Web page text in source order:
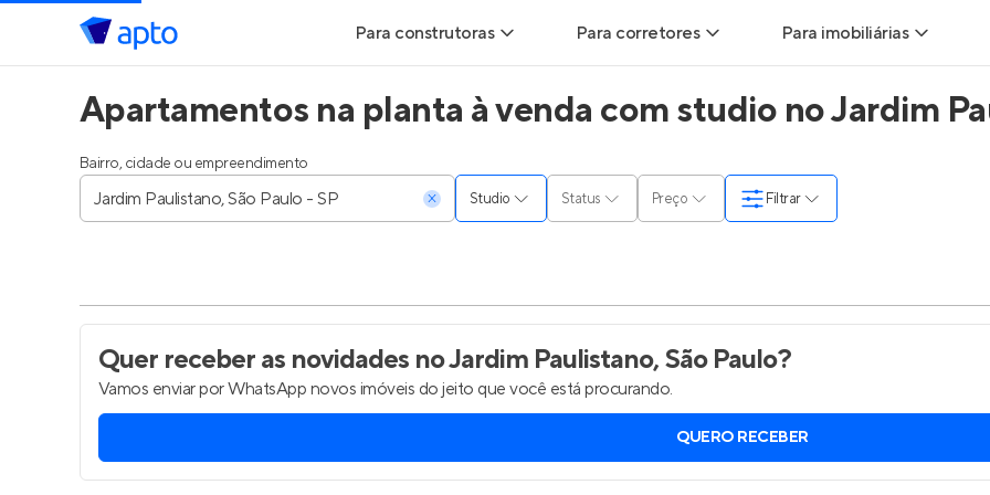
Para construtoras
Geração de Leads
Geração de Vendas
Anunciar Imóveis
Para corretores
Leads para Corretores
Parcerias imobiliárias
Anunciar imóveis
Entrar no Painel de Clientes
Para imobiliárias
Leads para Imobiliárias
Anunciar imóveis
Apartamentos na planta à venda com studio no Jardim
Bairro, cidade ou empreendimento
Studio Status Preço Filtrar
Quer receber as novidades no Jardim Paulistano, São Paulo?
Vamos enviar por WhatsApp novos imóveis do jeito que você está procurando.
QUERO RECEBER